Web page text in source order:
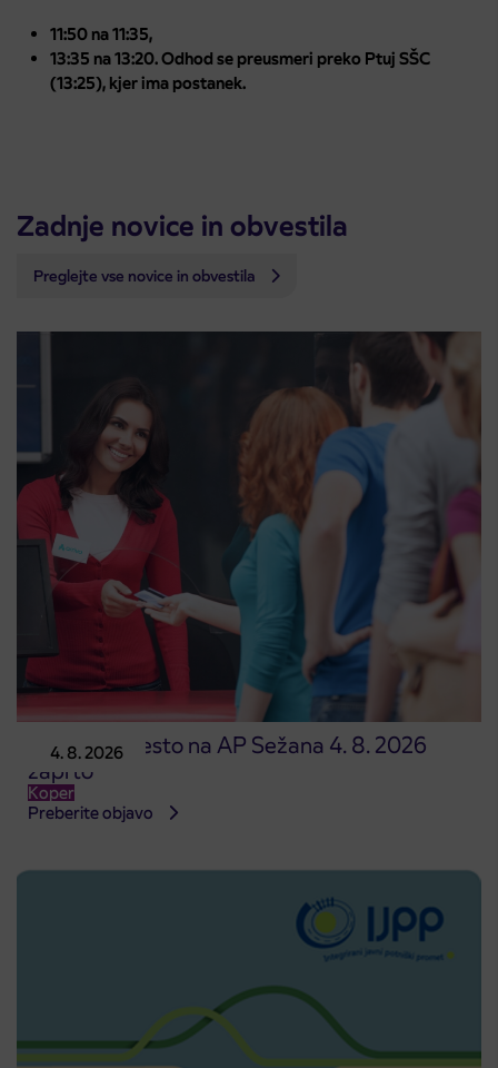
11:50 na 11:35,
13:35 na 13:20. Odhod se preusmeri preko Ptuj SŠC
(13:25), kjer ima postanek.
Zadnje novice in obvestila
Preglejte vse novice in obvestila
4. 8. 2026
Prodajno mesto na AP Sežana 4. 8. 2026
zaprto
Koper
Preberite objavo